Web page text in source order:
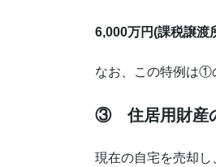
6,000万円(課税譲
なお、この特例は①
③ 住居用財産
現在の自宅を売却